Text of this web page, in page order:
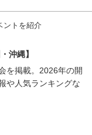
ントを紹介
沖縄】
を掲載。2026年の開
や人気ランキングな